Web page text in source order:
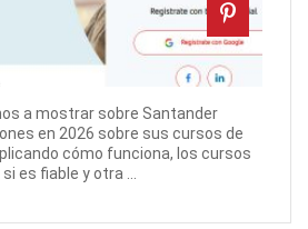
a mostrar sobre Santander
en 2026 sobre sus cursos de
cómo funciona, los cursos
es fiable y otra ...